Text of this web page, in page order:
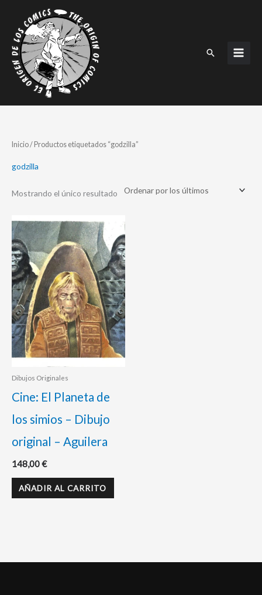
contenido
Buscar
Inicio/ Productos etiquetados “godzilla”
godzilla
Mostrando el único resultado
Dibujos Originales
Cine: El Planeta de
los simios – Dibujo
original – Aguilera
148,00€
AÑADIR AL CARRITO